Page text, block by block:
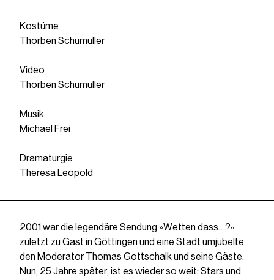
Kostüme
Thorben Schumüller
Video
Thorben Schumüller
Musik
Michael Frei
Dramaturgie
Theresa Leopold
2001 war die legendäre Sendung »Wetten dass…?«
zuletzt zu Gast in Göttingen und eine Stadt umjubelte
den Moderator Thomas Gottschalk und seine Gäste.
Nun, 25 Jahre später, ist es wieder so weit: Stars und